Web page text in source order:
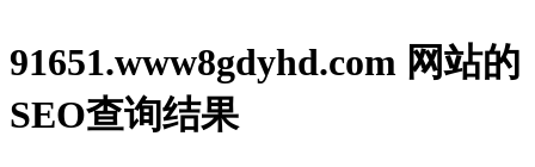
91651.www8gdyhd.com 网站的
SEO查询结果